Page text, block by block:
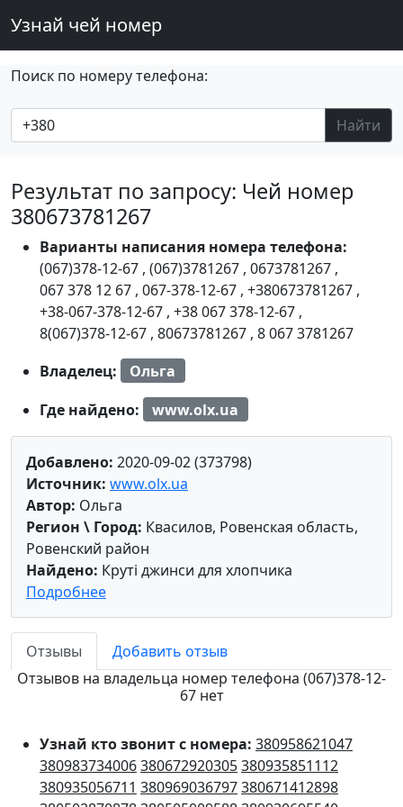
Узнай чей номер
Поиск по номеру телефона:
Найти
Результат по запросу: Чей номер
380673781267
Варианты написания номера телефона:
(067)378-12-67 , (067)3781267 , 0673781267 ,
067 378 12 67 , 067-378-12-67 , +380673781267 ,
+38-067-378-12-67 , +38 067 378-12-67 ,
8(067)378-12-67 , 80673781267 , 8 067 3781267
Владелец:
Ольга
Где найдено:
www.olx.ua
Добавлено: 2020-09-02 (373798)
Источник: www.olx.ua
Автор: Ольга
Регион \ Город: Квасилов, Ровенская область,
Ровенский район
Найдено: Круті джинси для хлопчика
Подробнее
Отзывы
Добавить отзыв
Отзывов на владельца номер телефона (067)378-12-
67 нет
Узнай кто звонит с номера: 380958621047
380983734006380672920305380935851112
380935056711 380969036797380671412898